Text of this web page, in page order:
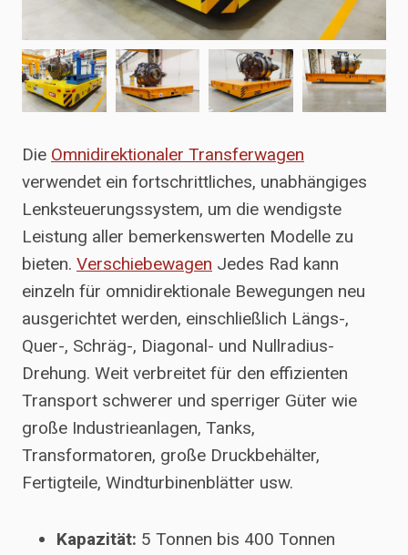
Die Omnidirektionaler Transferwagen
verwendet ein fortschrittliches, unabhängiges
Lenksteuerungssystem, um die wendigste
Leistung aller bemerkenswerten Modelle zu
bieten. Verschiebewagen Jedes Rad kann
einzeln für omnidirektionale Bewegungen neu
ausgerichtet werden, einschließlich Längs-,
Quer-, Schräg-, Diagonal- und Nullradius-
Drehung. Weit verbreitet für den effizienten
Transport schwerer und sperriger Güter wie
große Industrieanlagen, Tanks,
Transformatoren, große Druckbehälter,
Fertigteile, Windturbinenblätter usw.
Kapazität: 5 Tonnen bis 400 Tonnen